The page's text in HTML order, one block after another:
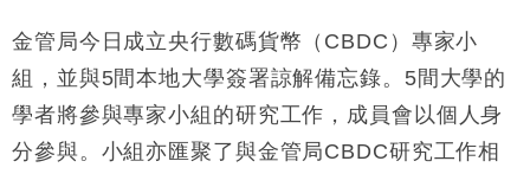
張
12:11
中國｜強颱風「白海豚」殘渦北上 上海取消逾900班
機
財經｜華僑銀行上半年淨利創新高 中期息增15%至
47仙
金管局今日成立央行數碼貨幣（CBDC）專家小
組，並與5間本地大學簽署諒解備忘錄。5間大學的
學者將參與專家小組的研究工作，成員會以個人身
分參與。小組亦匯聚了與金管局CBDC研究工作相